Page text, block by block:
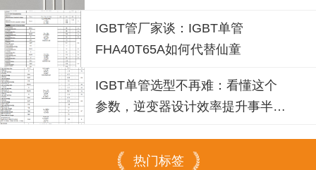
IGBT管厂家谈：IGBT单管
FHA40T65A如何代替仙童
IGBT单管选型不再难：看懂这个
参数，逆变器设计效率提升事半功
热门标签